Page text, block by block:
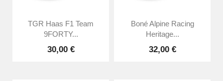
TGR Haas F1 Team
9FORTY...
30,00 €
Boné Alpine Racing
Heritage...
32,00 €